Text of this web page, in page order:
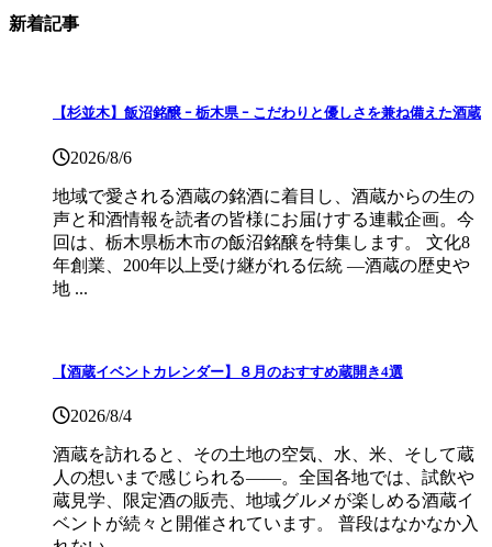
新着記事
【杉並木】飯沼銘醸 ｰ 栃木県 ｰ こだわりと優しさを兼ね備えた酒蔵
2026/8/6
地域で愛される酒蔵の銘酒に着目し、酒蔵からの生の
声と和酒情報を読者の皆様にお届けする連載企画。今
回は、栃木県栃木市の飯沼銘醸を特集します。 文化8
年創業、200年以上受け継がれる伝統 ―酒蔵の歴史や
地 ...
【酒蔵イベントカレンダー】８月のおすすめ蔵開き4選
2026/8/4
酒蔵を訪れると、その土地の空気、水、米、そして蔵
人の想いまで感じられる——。全国各地では、試飲や
蔵見学、限定酒の販売、地域グルメが楽しめる酒蔵イ
ベントが続々と開催されています。 普段はなかなか入